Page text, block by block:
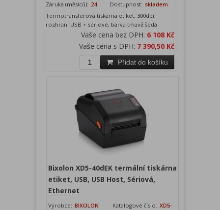
Záruka (měsíců): 24 Dostupnost: skladem
Termotransferová tiskárna etiket, 300dpi,
rozhraní USB + sériové, barva tmavě šedá
Vaše cena bez DPH: 6 108 Kč
Vaše cena s DPH: 7 390,50 Kč
Přidat do košíku
Bixolon XD5-40dEK termální tiskárna
etiket, USB, USB Host, Sériová,
Ethernet
Výrobce: BIXOLON Katalogové číslo: XD5-